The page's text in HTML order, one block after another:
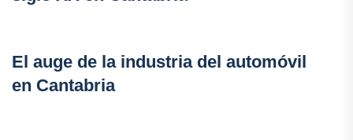
El auge de la industria del automóvil
en Cantabria